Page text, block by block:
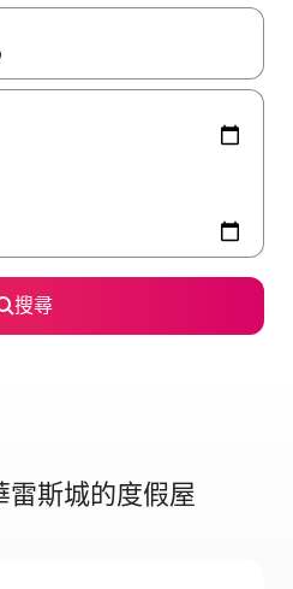
使用上下箭頭，或輕點、滑動裝置。
搜尋
雷斯城的度假屋